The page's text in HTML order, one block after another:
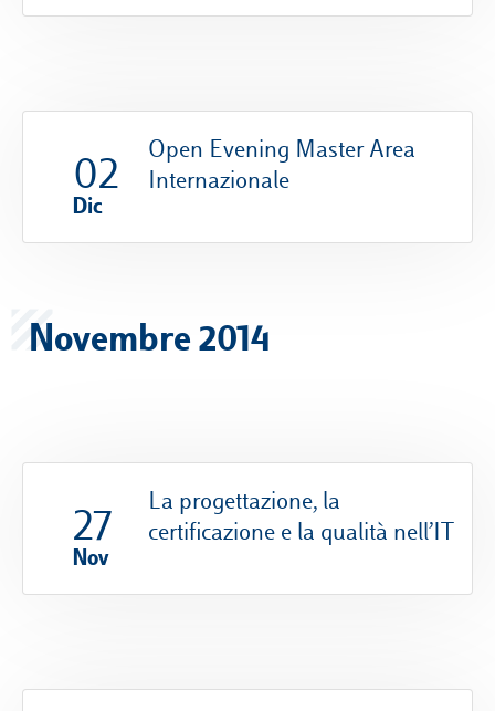
02
Dic
Open Evening Master Area
Internazionale
Novembre 2014
27
Nov
La progettazione, la
certificazione e la qualità nell’IT